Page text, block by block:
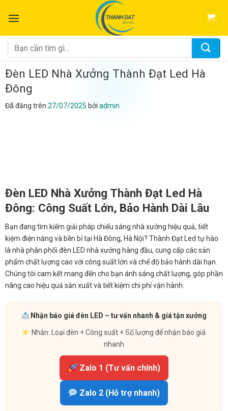
đến
dung
Tìm
kiếm:
Đèn LED Nhà Xưởng Thành Đạt Led Hà
Đông
Đã đăng trên 27/07/2025 bởi admin
Đèn LED Nhà Xưởng Thành Đạt Led Hà
Đông: Công Suất Lớn, Bảo Hành Dài Lâu
Bạn đang tìm kiếm giải pháp chiếu sáng nhà xưởng hiệu quả, tiết
kiệm điện năng và bền bỉ tại Hà Đông, Hà Nội? Thành Đạt Led tự hào
là nhà phân phối đèn LED nhà xưởng hàng đầu, cung cấp các sản
phẩm chất lượng cao với công suất lớn và chế độ bảo hành dài hạn.
Chúng tôi cam kết mang đến cho bạn ánh sáng chất lượng, góp phần
nâng cao hiệu quả sản xuất và tiết kiệm chi phí vận hành.
Nhận báo giá đèn LED – tư vấn nhanh & giá tận xưởng
Nhắn: Loại đèn + Công suất + Số lượng để nhận báo giá
nhanh
Zalo 1 (Tư vấn chính)
Zalo 2 (Hỗ trợ nhanh)